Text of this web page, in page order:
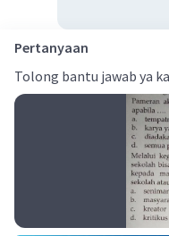
Pertanyaan
Tolong bantu jawab ya